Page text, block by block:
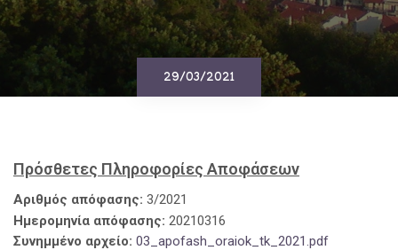
29/03/2021
Πρόσθετες Πληροφορίες Αποφάσεων
Αριθμός απόφασης: 3/2021
Ημερομηνία απόφασης: 20210316
Συνημμένο αρχείο: 03_apofash_oraiok_tk_2021.pdf